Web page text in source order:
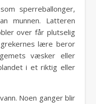
sperreballonger,
munnen. Latteren
over får plutselig
lære beror
væsker eller
i et riktig eller
Noen ganger blir